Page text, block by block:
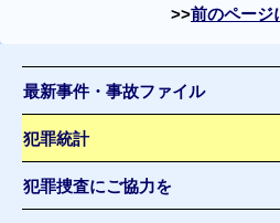
前のページ
最新事件・事故ファイル
犯罪統計
犯罪捜査にご協力を